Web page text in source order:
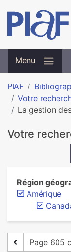
Menu
PIAF
Votre
La gestion
Votre
Région
Amérique
Page 605